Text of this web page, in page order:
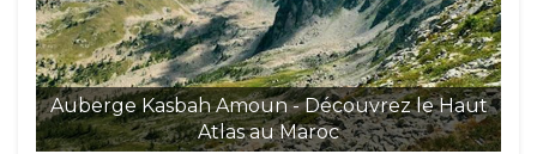
Auberge Kasbah Amoun - Découvrez le Haut
Atlas au Maroc